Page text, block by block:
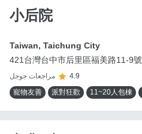
小后院
Taiwan, Taichung City
421台灣台中市后里區福美路11-9號
مراجعات جوجل
4.9
寵物友善
派對狂歡 11~20人包棟